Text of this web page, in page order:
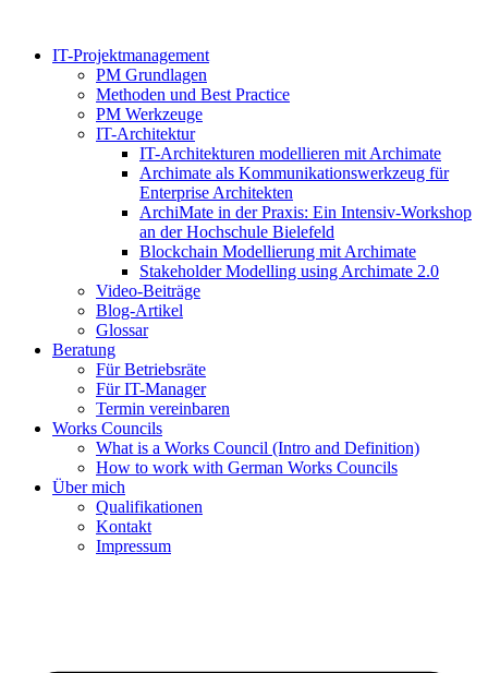
springenIT-Projektmanagement
PM Grundlagen
Methoden und Best Practice
PM Werkzeuge
IT-Architektur
IT-Architekturen modellieren mit Archimate
Archimate als Kommunikationswerkzeug für
Enterprise Architekten
ArchiMate in der Praxis: Ein Intensiv-Workshop
an der Hochschule Bielefeld
Blockchain Modellierung mit Archimate
Stakeholder Modelling using Archimate 2.0
Video-Beiträge
Blog-Artikel
Glossar
Beratung
Für Betriebsräte
Für IT-Manager
Termin vereinbaren
Works Councils
What is a Works Council (Intro and Definition)
How to work with German Works Councils
Über mich
Qualifikationen
Kontakt
Impressum